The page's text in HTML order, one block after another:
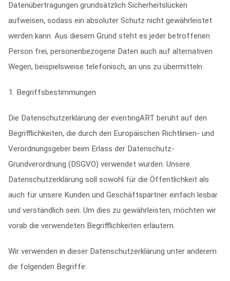
Datenübertragungen grundsätzlich Sicherheitslücken
aufweisen, sodass ein absoluter Schutz nicht gewährleistet
werden kann. Aus diesem Grund steht es jeder betroffenen
Person frei, personenbezogene Daten auch auf alternativen
Wegen, beispielsweise telefonisch, an uns zu übermitteln.
1. Begriffsbestimmungen
Die Datenschutzerklärung der eventingART beruht auf den
Begrifflichkeiten, die durch den Europäischen Richtlinien- und
Verordnungsgeber beim Erlass der Datenschutz-
Grundverordnung (DSGVO) verwendet wurden. Unsere
Datenschutzerklärung soll sowohl für die Öffentlichkeit als
auch für unsere Kunden und Geschäftspartner einfach lesbar
und verständlich sein. Um dies zu gewährleisten, möchten wir
vorab die verwendeten Begrifflichkeiten erläutern.
Wir verwenden in dieser Datenschutzerklärung unter anderem
die folgenden Begriffe: